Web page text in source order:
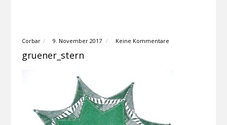
Corbar 9. November 2017 Keine Kommentare
gruener_stern